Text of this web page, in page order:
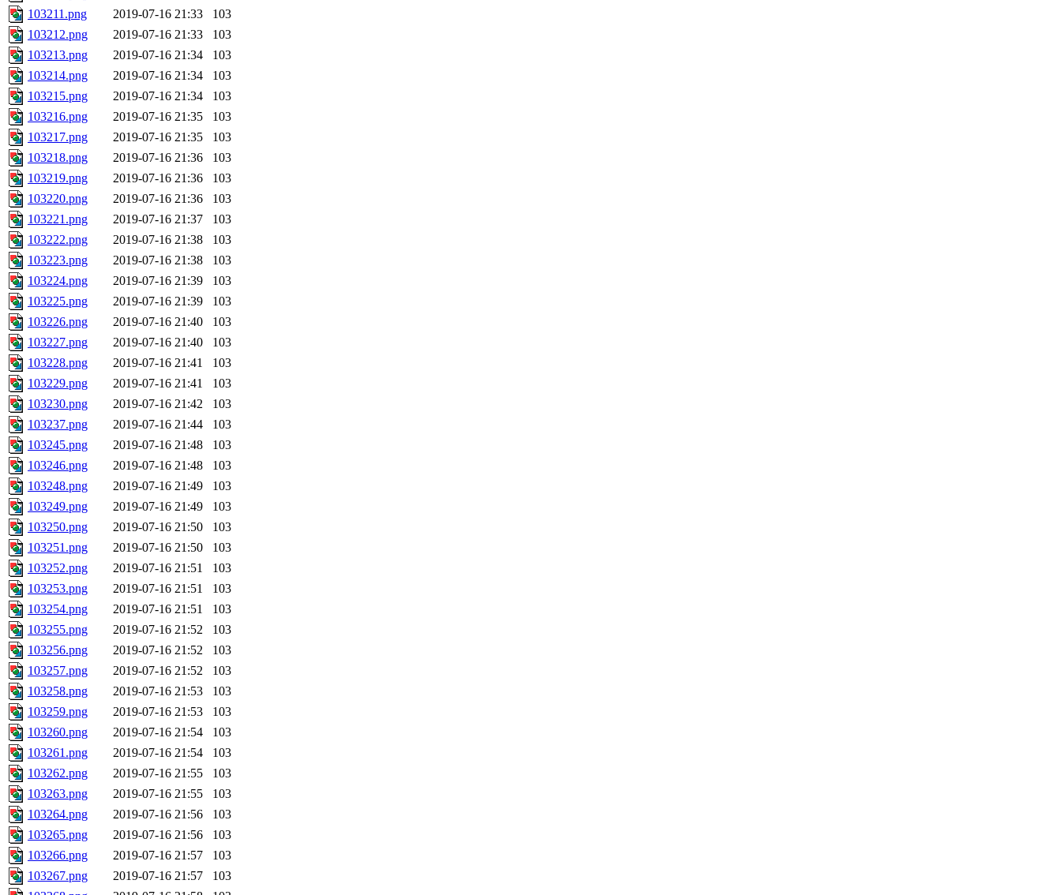
103211.png
2019-07-16 21:33
103
103212.png
2019-07-16 21:33
103
103213.png
2019-07-16 21:34
103
103214.png
2019-07-16 21:34
103
103215.png
2019-07-16 21:34
103
103216.png
2019-07-16 21:35
103
103217.png
2019-07-16 21:35
103
103218.png
2019-07-16 21:36
103
103219.png
2019-07-16 21:36
103
103220.png
2019-07-16 21:36
103
103221.png
2019-07-16 21:37
103
103222.png
2019-07-16 21:38
103
103223.png
2019-07-16 21:38
103
103224.png
2019-07-16 21:39
103
103225.png
2019-07-16 21:39
103
103226.png
2019-07-16 21:40
103
103227.png
2019-07-16 21:40
103
103228.png
2019-07-16 21:41
103
103229.png
2019-07-16 21:41
103
103230.png
2019-07-16 21:42
103
103237.png
2019-07-16 21:44
103
103245.png
2019-07-16 21:48
103
103246.png
2019-07-16 21:48
103
103248.png
2019-07-16 21:49
103
103249.png
2019-07-16 21:49
103
103250.png
2019-07-16 21:50
103
103251.png
2019-07-16 21:50
103
103252.png
2019-07-16 21:51
103
103253.png
2019-07-16 21:51
103
103254.png
2019-07-16 21:51
103
103255.png
2019-07-16 21:52
103
103256.png
2019-07-16 21:52
103
103257.png
2019-07-16 21:52
103
103258.png
2019-07-16 21:53
103
103259.png
2019-07-16 21:53
103
103260.png
2019-07-16 21:54
103
103261.png
2019-07-16 21:54
103
103262.png
2019-07-16 21:55
103
103263.png
2019-07-16 21:55
103
103264.png
2019-07-16 21:56
103
103265.png
2019-07-16 21:56
103
103266.png
2019-07-16 21:57
103
103267.png
2019-07-16 21:57
103